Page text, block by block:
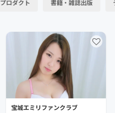
プロダクト 書籍・雑誌出版
宝城エミリファンクラブ